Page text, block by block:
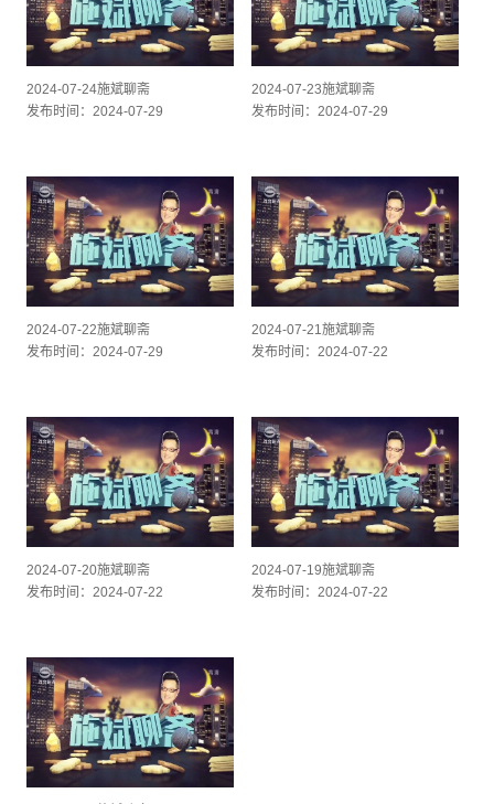
2024-07-24施斌聊斋
发布时间：2024-07-29
2024-07-23施斌聊斋
发布时间：2024-07-29
2024-07-22施斌聊斋
发布时间：2024-07-29
2024-07-21施斌聊斋
发布时间：2024-07-22
2024-07-20施斌聊斋
发布时间：2024-07-22
2024-07-19施斌聊斋
发布时间：2024-07-22